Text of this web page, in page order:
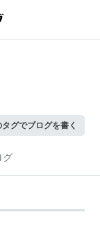
タグでブログを書く
グ